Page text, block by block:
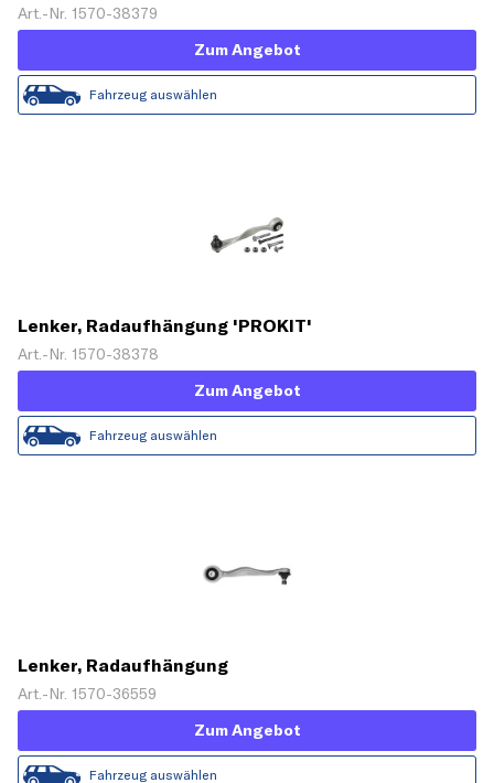
Art.-Nr. 1570-38379
Zum Angebot
Fahrzeug auswählen
Lenker, Radaufhängung 'PROKIT'
Art.-Nr. 1570-38378
Zum Angebot
Fahrzeug auswählen
Lenker, Radaufhängung
Art.-Nr. 1570-36559
Zum Angebot
Fahrzeug auswählen